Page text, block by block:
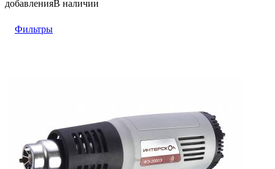
добавленияВ наличии
Фильтры